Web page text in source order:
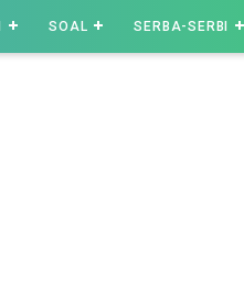
SOAL SERBA-SERBI